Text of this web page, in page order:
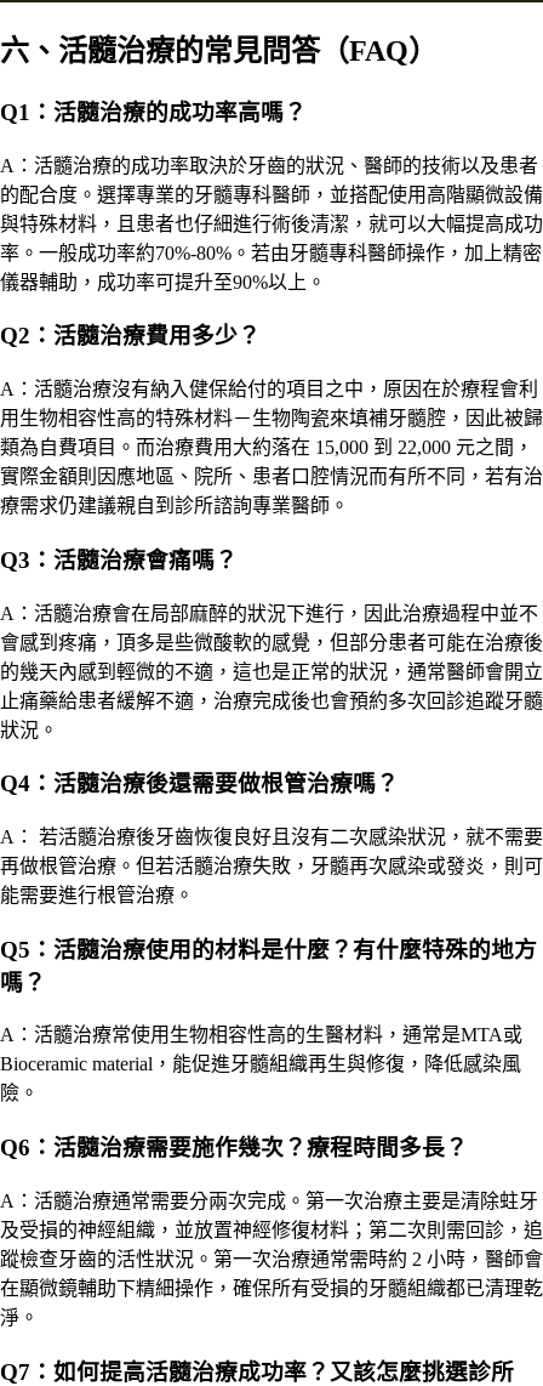
六、活髓治療的常見問答（FAQ）
Q1：活髓治療的成功率高嗎？
A：活髓治療的成功率取決於牙齒的狀況、醫師的技術以及患者
的配合度。選擇專業的牙髓專科醫師，並搭配使用高階顯微設備
與特殊材料，且患者也仔細進行術後清潔，就可以大幅提高成功
率。一般成功率約70%-80%。若由牙髓專科醫師操作，加上精密
儀器輔助，成功率可提升至90%以上。
Q2：活髓治療費用多少？
A：活髓治療沒有納入健保給付的項目之中， 原因在於療程會利
用生物相容性高的特殊材料－生物陶瓷來填補牙髓腔 ，因此被歸
類為自費項目。而治療費用大約落在 15,000 到 22,000 元之間，
實際金額則因應地區、院所、患者口腔情況而有所不同，若有治
療需求仍建議親自到診所諮詢專業醫師。
Q3：活髓治療會痛嗎？
A：活髓治療會在局部麻醉的狀況下進行，因此治療過程中並不
會感到疼痛，頂多是些微酸軟的感覺，但部分患者可能在治療後
的幾天內感到輕微的不適， 這也是正常的狀況，通常醫師會開立
止痛藥給患者緩解不適，治療完成後也會預約多次回診追蹤牙髓
狀況。
Q4：活髓治療後還需要做根管治療嗎？
A： 若活髓治療後牙齒恢復良好且沒有二次感染狀況，就不需要
再做根管治療。但若活髓治療失敗，牙髓再次感染或發炎，則可
能需要進行根管治療。
Q5：活髓治療使用的材料是什麼？有什麼特殊的地方
嗎？
A：活髓治療常使用生物相容性高的生醫材料，通常是MTA或
Bioceramic material，能促進牙髓組織再生與修復，降低感染風
險。
Q6：活髓治療需要施作幾次？療程時間多長？
A： 活髓治療通常需要分兩次完成。第一次治療主要是清除蛀牙
及受損的神經組織，並放置神經修復材料；第二次則需回診，追
蹤檢查牙齒的活性狀況。第一次治療通常需時約 2 小時，醫師會
在顯微鏡輔助下精細操作，確保所有受損的牙髓組織都已清理乾
淨。
Q7：如何提高活髓治療成功率？又該怎麼挑選診所